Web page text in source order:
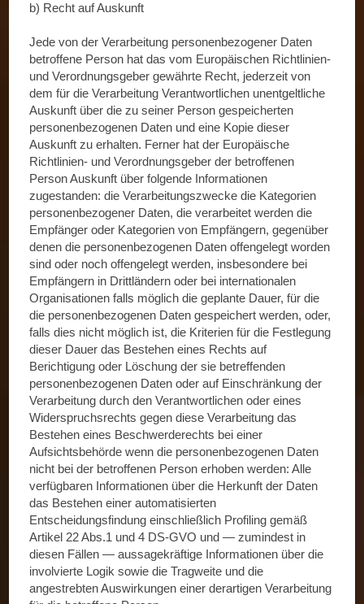
b) Recht auf Auskunft
Jede von der Verarbeitung personenbezogener Daten
betroffene Person hat das vom Europäischen Richtlinien-
und Verordnungsgeber gewährte Recht, jederzeit von
dem für die Verarbeitung Verantwortlichen unentgeltliche
Auskunft über die zu seiner Person gespeicherten
personenbezogenen Daten und eine Kopie dieser
Auskunft zu erhalten. Ferner hat der Europäische
Richtlinien- und Verordnungsgeber der betroffenen
Person Auskunft über folgende Informationen
zugestanden: die Verarbeitungszwecke die Kategorien
personenbezogener Daten, die verarbeitet werden die
Empfänger oder Kategorien von Empfängern, gegenüber
denen die personenbezogenen Daten offengelegt worden
sind oder noch offengelegt werden, insbesondere bei
Empfängern in Drittländern oder bei internationalen
Organisationen falls möglich die geplante Dauer, für die
die personenbezogenen Daten gespeichert werden, oder,
falls dies nicht möglich ist, die Kriterien für die Festlegung
dieser Dauer das Bestehen eines Rechts auf
Berichtigung oder Löschung der sie betreffenden
personenbezogenen Daten oder auf Einschränkung der
Verarbeitung durch den Verantwortlichen oder eines
Widerspruchsrechts gegen diese Verarbeitung das
Bestehen eines Beschwerderechts bei einer
Aufsichtsbehörde wenn die personenbezogenen Daten
nicht bei der betroffenen Person erhoben werden: Alle
verfügbaren Informationen über die Herkunft der Daten
das Bestehen einer automatisierten
Entscheidungsfindung einschließlich Profiling gemäß
Artikel 22 Abs.1 und 4 DS-GVO und — zumindest in
diesen Fällen — aussagekräftige Informationen über die
involvierte Logik sowie die Tragweite und die
angestrebten Auswirkungen einer derartigen Verarbeitung